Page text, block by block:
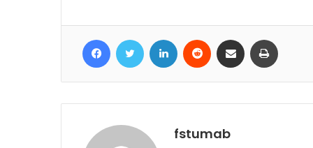
FacebookTwitter Linkedin Reddit Partager par email
fstumab